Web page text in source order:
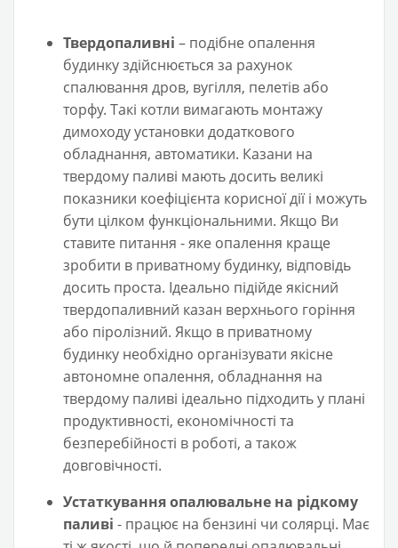
Твердопаливні – подібне опалення
будинку здійснюється за рахунок
спалювання дров, вугілля, пелетів або
торфу. Такі котли вимагають монтажу
димоходу установки додаткового
обладнання, автоматики. Казани на
твердому паливі мають досить великі
показники коефіцієнта корисної дії і можуть
бути цілком функціональними. Якщо Ви
ставите питання - яке опалення краще
зробити в приватному будинку, відповідь
досить проста. Ідеально підійде якісний
твердопаливний казан верхнього горіння
або піролізний. Якщо в приватному
будинку необхідно організувати якісне
автономне опалення, обладнання на
твердому паливі ідеально підходить у плані
продуктивності, економічності та
безперебійності в роботі, а також
довговічності.
Устаткування опалювальне на рідкому
паливі - працює на бензині чи солярці. Має